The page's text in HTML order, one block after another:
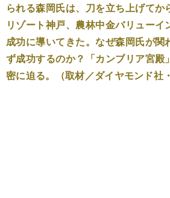
られる森岡氏は、刀を立ち上げてか
リゾート神戸、農林中金バリューイ
成功に導いてきた。なぜ森岡氏が関
ず成功するのか？「カンブリア宮殿
密に迫る。（取材／ダイヤモンド社